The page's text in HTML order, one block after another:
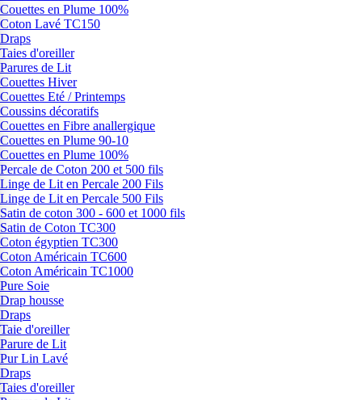
Couettes en Plume 100%
Coton Lavé TC150
Draps
Taies d'oreiller
Parures de Lit
Couettes Hiver
Couettes Eté / Printemps
Coussins décoratifs
Couettes en Fibre anallergique
Couettes en Plume 90-10
Couettes en Plume 100%
Percale de Coton 200 et 500 fils
Linge de Lit en Percale 200 Fils
Linge de Lit en Percale 500 Fils
Satin de coton 300 - 600 et 1000 fils
Satin de Coton TC300
Coton égyptien TC300
Coton Américain TC600
Coton Américain TC1000
Pure Soie
Drap housse
Draps
Taie d'oreiller
Parure de Lit
Pur Lin Lavé
Draps
Taies d'oreiller